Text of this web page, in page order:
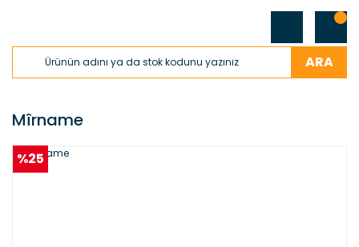
ARA
Mîrname
%25